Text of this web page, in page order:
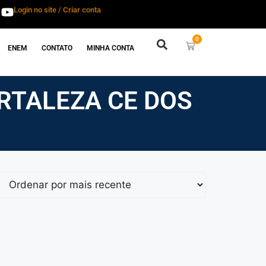
Login no site / Criar conta
ENEM CONTATO MINHA CONTA
0
CE DOS